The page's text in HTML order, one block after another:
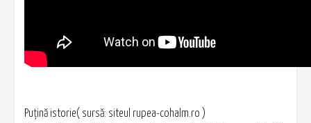
Puţină istorie( sursă: siteul rupea-cohalm.ro )